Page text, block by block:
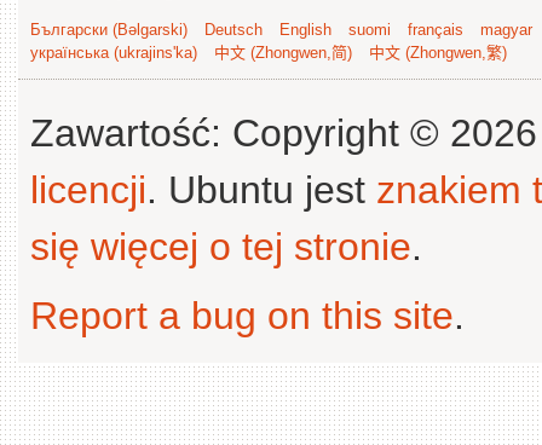
Български (Bəlgarski) Deutsch English suomi français
magyar
українська (ukrajins'ka)
中文 (Zhongwen,简) 中文 (Zhongwen,繁)
Zawartość: Copyright ©
licencji. Ubuntu jest znakiem
się więcej o tej stronie.
Report a bug on this site.